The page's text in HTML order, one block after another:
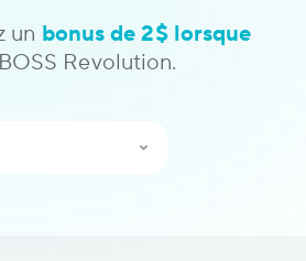
un bonus de 2$ lorsque
Revolution.